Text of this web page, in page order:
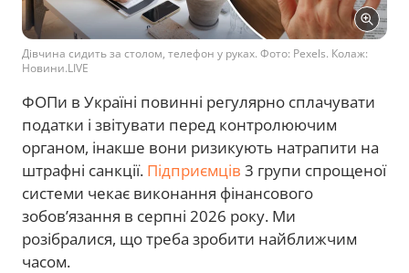
Дівчина сидить за столом, телефон у руках. Фото: Pexels. Колаж:
Новини.LIVE
ФОПи в Україні повинні регулярно сплачувати
податки і звітувати перед контролюючим
органом, інакше вони ризикують натрапити на
штрафні санкції. Підприємців 3 групи спрощеної
системи чекає виконання фінансового
зобов’язання в серпні 2026 року. Ми
розібралися, що треба зробити найближчим
часом.